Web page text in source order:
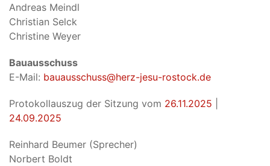
Andreas Meindl
Christian Selck
Christine Weyer
Bauausschuss
E-Mail: bauausschuss@herz-jesu-rostock.de
Protokollauszug der Sitzung vom 26.11.2025
24.09.2025
Reinhard Beumer (Sprecher)
Norbert Boldt